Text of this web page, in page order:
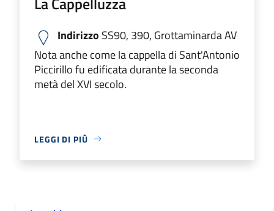
Indirizzo SS90, 390, Grottaminarda AV
Nota anche come la cappella di Sant'Antonio
Piccirillo fu edificata durante la seconda
metà del XVI secolo.
LEGGI DI PIÙ